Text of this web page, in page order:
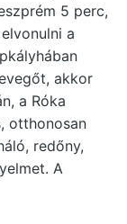
5 perc,
a
akkor
a Róka
otthonosan
redőny,
A